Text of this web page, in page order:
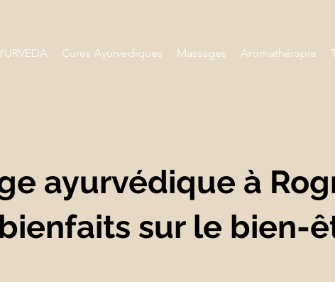
Cures Ayurvediques Massages Aromathérapie
ayurvédique à
bienfaits sur le bien-